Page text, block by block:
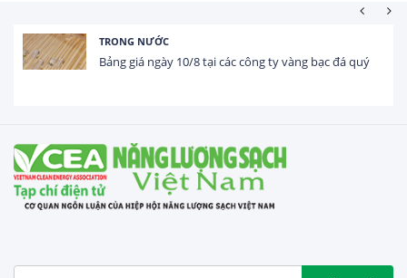
HOẠT ĐỘNG ĐẦU TƯ
Tổng vốn FDI đăng ký vào Việt Nam đạt gần 25 tỷ